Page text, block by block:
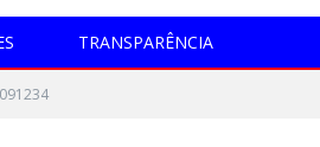
TRANSPARÊNCIA